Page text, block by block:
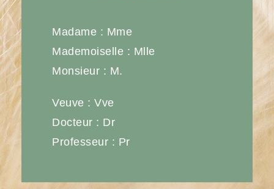
Madame : Mme
Mademoiselle : Mlle
Monsieur : M.
Veuve : Vve
Docteur : Dr
Professeur : Pr